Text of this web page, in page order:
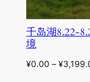
千岛湖8.22-
境
¥0.00 – ¥